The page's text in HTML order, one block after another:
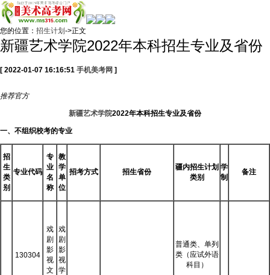
您的位置： 招生计划 ->正文
新疆艺术学院2022年本科招生专业及省份
[ 2022-01-07 16:16:51 手机美考网 ]
推荐官方
新疆艺术学院2022年本科招生专业及省份
一、不组织校考的专业
招
生
类
别
专业代码
专
业
名
称
教
学
单
位
招考方式 招生省份
疆内招生计划
类别
学
制
备注
130304
戏
剧
影
视
文
戏
剧
影
视
学
普通类、单列
类（应试外语
科目）